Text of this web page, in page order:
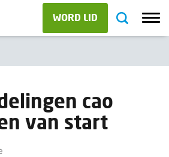
WORD LID
cao
van start